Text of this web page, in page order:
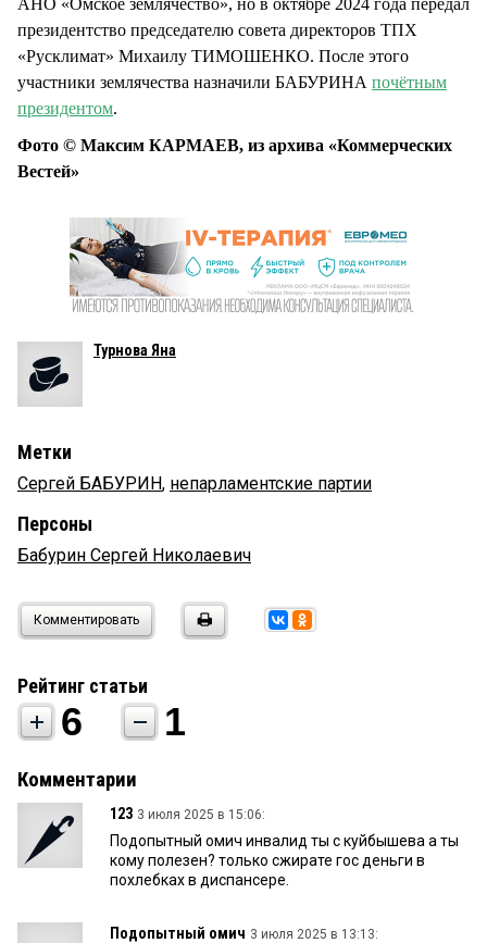
АНО «Омское землячество», но в октябре 2024 года передал
президентство председателю совета директоров ТПХ
«Русклимат» Михаилу ТИМОШЕНКО. После этого
участники землячества назначили БАБУРИНА почётным
президентом.
Фото © Максим КАРМАЕВ, из архива «Коммерческих
Вестей»
Турнова Яна
Метки
Сергей БАБУРИН, непарламентские партии
Персоны
Бабурин Сергей Николаевич
Комментировать
Рейтинг статьи
6 1
Комментарии
123 3 июля 2025 в 15:06:
Подопытный омич инвалид ты с куйбышева а ты
кому полезен? только сжирате гос деньги в
похлебках в диспансере.
Подопытный омич 3 июля 2025 в 13:13: